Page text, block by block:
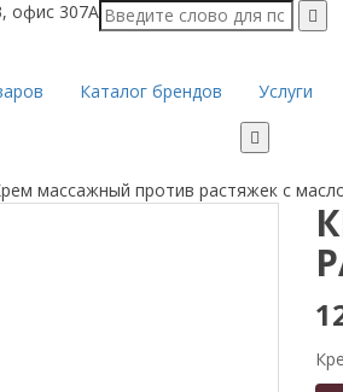
офис 307А
Каталог брендов Услуги
массажный против растяжек с